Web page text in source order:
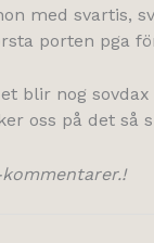
med svartis,
porten pga
blir nog
oss på det så